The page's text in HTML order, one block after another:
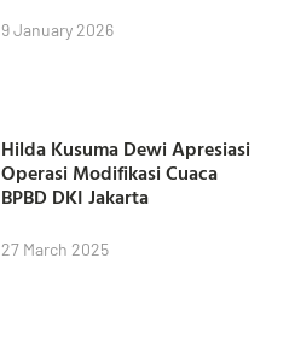
9 January 2026
Hilda Kusuma Dewi Apresiasi
Operasi Modifikasi Cuaca
BPBD DKI Jakarta
27 March 2025